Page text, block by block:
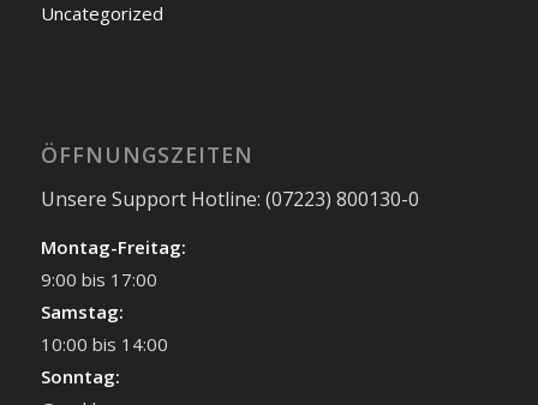
Uncategorized
ÖFFNUNGSZEITEN
Unsere Support Hotline: (07223) 800130-0
Montag-Freitag:
9:00 bis 17:00
Samstag:
10:00 bis 14:00
Sonntag: